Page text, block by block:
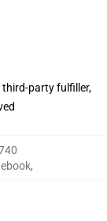
third-party fulfiller,
,